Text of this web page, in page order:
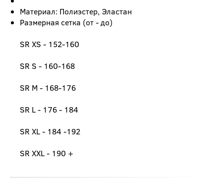
Материал: Полиэстер, Эластан
Размерная сетка (от - до)
SR XS - 152-160
SR S - 160-168
SR M - 168-176
SR L - 176 - 184
SR XL - 184 -192
SR XXL - 190 +